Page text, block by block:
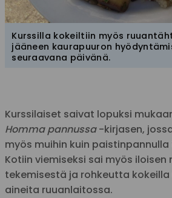
Kurssilla kokeiltiin myös
jääneen kaurapuuron
seuraavana päivänä.
Kurssilaiset saivat lopuksi
Homma pannussa-kirjasen,
myös muihin kuin
Kotiin viemiseksi sai myös iloisen
tekemisestä ja rohkeutta
aineita ruuanlaitossa.